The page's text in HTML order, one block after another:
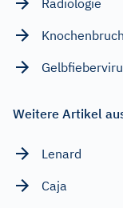
Weitere Artikel
Lenard
Caja